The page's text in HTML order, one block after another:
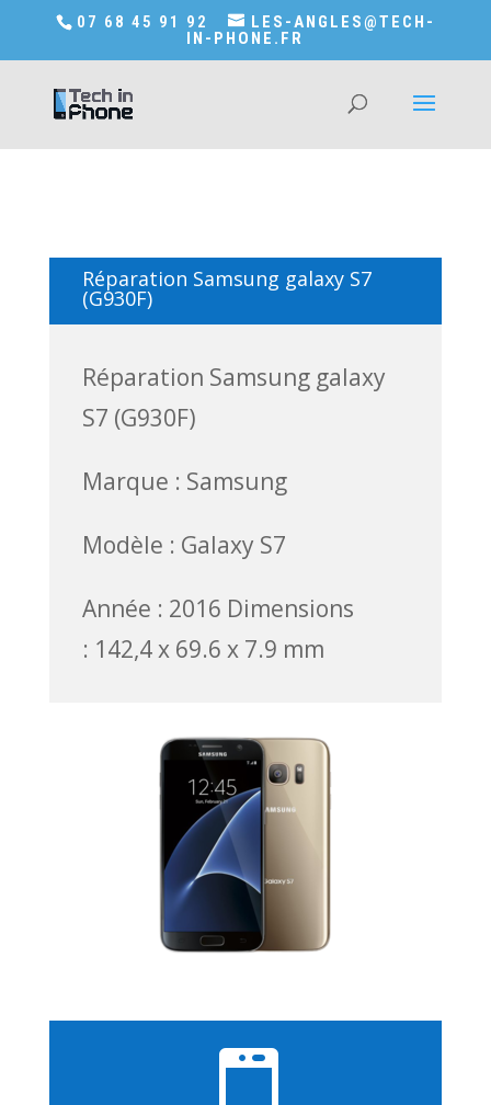
Accédez a Shop-in-tech-in-phone
07 68 45 91 92
LES-ANGLES@TECH-
IN-PHONE.FR
Réparation Samsung galaxy S7
(G930F)
Réparation Samsung galaxy
S7 (G930F)
Marque : Samsung
Modèle : Galaxy S7
Année : 2016 Dimensions
: 142,4 x 69.6 x 7.9 mm